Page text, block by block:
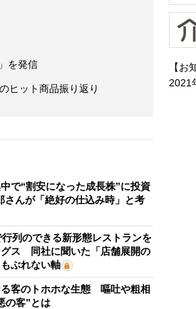
を発信
ヒット商品振り返り
で“割安になった成長株”に投資
んが「絶好の仕込み時」と考
列のできる新形態レストランを
ス 同社に聞いた「店舗展開の
ぶれない軸
客のトホホな生態 嘔吐や粗相
の客”とは
【お
2021